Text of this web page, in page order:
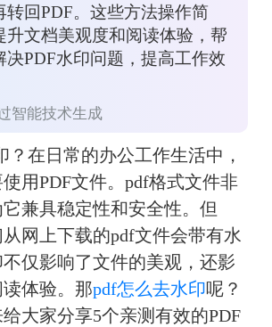
转回PDF。这些方法操作简
升文档美观度和阅读体验，帮
决PDF水印问题，提高工作效
智能技术生成
？在日常的办公工作生活中，
用PDF文件。pdf格式文件非
兼具稳定性和安全性。但
网上下载的pdf文件会带有水
仅影响了文件的美观，还影
体验。那pdf怎么去水印呢？
大家分享5个亲测有效的PDF